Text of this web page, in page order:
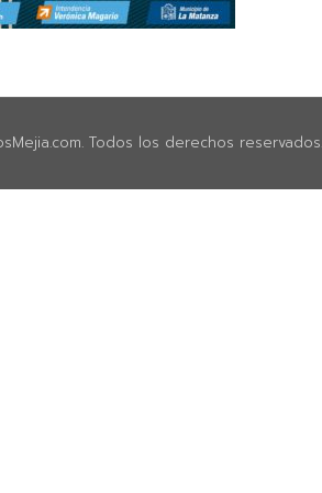
Todos los derechos reservados.